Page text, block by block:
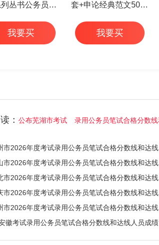
丛书公务员面
图专家详解1000
题（3本套）
我要买
套+申论经典范文50篇
+行测高频考点 6本
我要买
： 公布芜湖市考试
录用公务员笔试合格分数
徽考试录用公务员笔试合格分数线和达线人员成绩